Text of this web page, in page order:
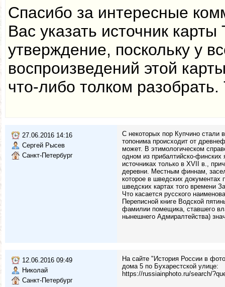
Спасибо за интересные
Вас указать источник
утверждение, поскольку у
воспроизведений этой
что-либо толком
27.06.2016 14:16
Сергей Рысев
Санкт-Петербург
С некоторых пор Купчино стали
топонима происходит от
может. В этимологическом
одном из прибалтийско-
источниках только в XVII в.,
деревни. Местным финнам,
которое в шведских
шведских картах того времени
Что касается русского
Переписной книге Водской
фамилии помещика, ставшего
нынешнего Адмиралтейства)
12.06.2016 09:49
Николай
Санкт-Петербург
На сайте "История России в
дома 5 по Бухарестской улице:
https://russiainphoto.ru/search/